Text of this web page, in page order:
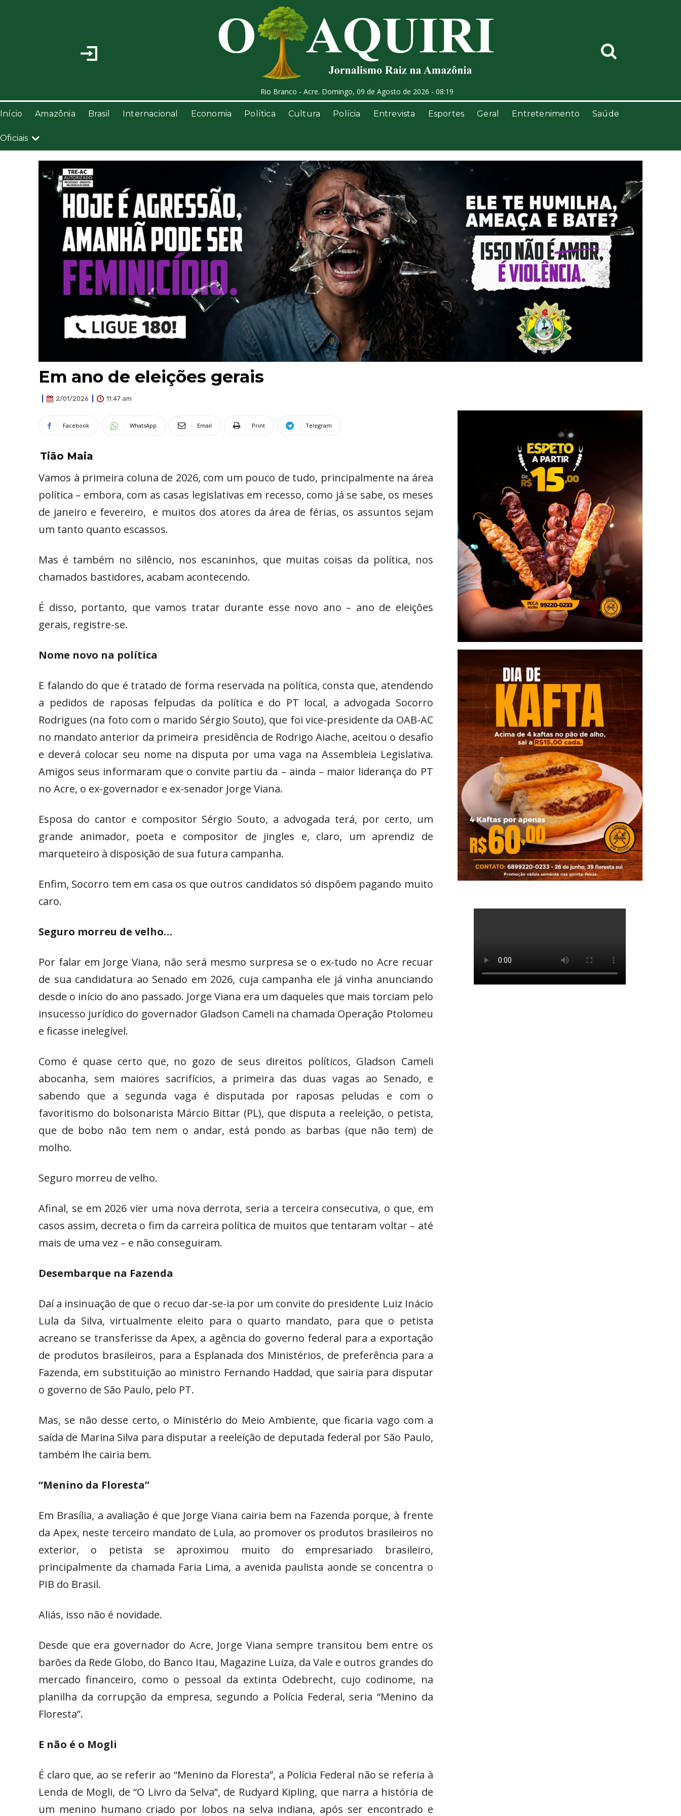
Rio Branco - Acre. Domingo, 09 de Agosto de 2026 - 08:19
Início Amazônia Brasil Internacional Economia Política Cultura Polícia Entrevista Esportes Geral Entretenimento Saúde
Oficiais
Em ano de eleições gerais
2/01/2026 11:47 am
Facebook WhatsApp Email Print Telegram
Tião Maia
Vamos à primeira coluna de 2026, com um pouco de tudo, principalmente na área
política – embora, com as casas legislativas em recesso, como já se sabe, os meses
de janeiro e fevereiro, e muitos dos atores da área de férias, os assuntos sejam
um tanto quanto escassos.
Mas é também no silêncio, nos escaninhos, que muitas coisas da política, nos
chamados bastidores, acabam acontecendo.
É disso, portanto, que vamos tratar durante esse novo ano – ano de eleições
gerais, registre-se.
Nome novo na política
E falando do que é tratado de forma reservada na política, consta que, atendendo
a pedidos de raposas felpudas da política e do PT local, a advogada Socorro
Rodrigues (na foto com o marido Sérgio Souto), que foi vice-presidente da OAB-AC
no mandato anterior da primeira presidência de Rodrigo Aiache, aceitou o desafio
e deverá colocar seu nome na disputa por uma vaga na Assembleia Legislativa.
Amigos seus informaram que o convite partiu da – ainda – maior liderança do PT
no Acre, o ex-governador e ex-senador Jorge Viana.
Esposa do cantor e compositor Sérgio Souto, a advogada terá, por certo, um
grande animador, poeta e compositor de jingles e, claro, um aprendiz de
marqueteiro à disposição de sua futura campanha.
Enfim, Socorro tem em casa os que outros candidatos só dispõem pagando muito
caro.
Seguro morreu de velho…
Por falar em Jorge Viana, não será mesmo surpresa se o ex-tudo no Acre recuar
de sua candidatura ao Senado em 2026, cuja campanha ele já vinha anunciando
desde o início do ano passado. Jorge Viana era um daqueles que mais torciam pelo
insucesso jurídico do governador Gladson Cameli na chamada Operação Ptolomeu
e ficasse inelegível.
Como é quase certo que, no gozo de seus direitos políticos, Gladson Cameli
abocanha, sem maiores sacrifícios, a primeira das duas vagas ao Senado, e
sabendo que a segunda vaga é disputada por raposas peludas e com o
favoritismo do bolsonarista Márcio Bittar (PL), que disputa a reeleição, o petista,
que de bobo não tem nem o andar, está pondo as barbas (que não tem) de
molho.
Seguro morreu de velho.
Afinal, se em 2026 vier uma nova derrota, seria a terceira consecutiva, o que, em
casos assim, decreta o fim da carreira política de muitos que tentaram voltar – até
mais de uma vez – e não conseguiram.
Desembarque na Fazenda
Daí a insinuação de que o recuo dar-se-ia por um convite do presidente Luiz Inácio
Lula da Silva, virtualmente eleito para o quarto mandato, para que o petista
acreano se transferisse da Apex, a agência do governo federal para a exportação
de produtos brasileiros, para a Esplanada dos Ministérios, de preferência para a
Fazenda, em substituição ao ministro Fernando Haddad, que sairia para disputar
o governo de São Paulo, pelo PT.
Mas, se não desse certo, o Ministério do Meio Ambiente, que ficaria vago com a
saída de Marina Silva para disputar a reeleição de deputada federal por São Paulo,
também lhe cairia bem.
“Menino da Floresta”
Em Brasília, a avaliação é que Jorge Viana cairia bem na Fazenda porque, à frente
da Apex, neste terceiro mandato de Lula, ao promover os produtos brasileiros no
exterior, o petista se aproximou muito do empresariado brasileiro,
principalmente da chamada Faria Lima, a avenida paulista aonde se concentra o
PIB do Brasil.
Aliás, isso não é novidade.
Desde que era governador do Acre, Jorge Viana sempre transitou bem entre os
barões da Rede Globo, do Banco Itau, Magazine Luiza, da Vale e outros grandes do
mercado financeiro, como o pessoal da extinta Odebrecht, cujo codinome, na
planilha da corrupção da empresa, segundo a Polícia Federal, seria “Menino da
Floresta”.
E não é o Mogli
É claro que, ao se referir ao “Menino da Floresta”, a Polícia Federal não se referia à
Lenda de Mogli, de “O Livro da Selva”, de Rudyard Kipling, que narra a história de
um menino humano criado por lobos na selva indiana, após ser encontrado e